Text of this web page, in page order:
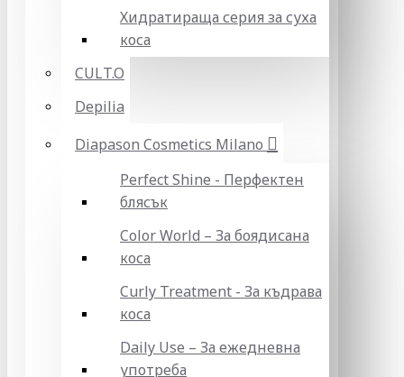
Хидратираща серия за суха
коса
CULT.O
Depilia
Diapason Cosmetics Milano
Perfect Shine - Перфектен
блясък
Color World – За боядисана
коса
Curly Treatment - За къдрава
коса
Daily Use – За ежедневна
употреба